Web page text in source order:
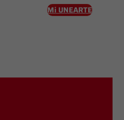
Mi UNEARTE